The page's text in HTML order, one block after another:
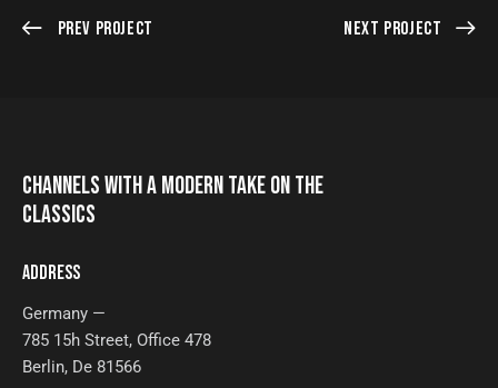
Prev Project Next Project
CHANNELS WITH A MODERN TAKE ON THE
CLASSICS
ADDRESS
Germany —
785 15h Street, Office 478
Berlin, De 81566